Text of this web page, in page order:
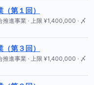
第１回）
進事業 · 上限 ¥1,400,000 · 〆
第３回）
進事業 · 上限 ¥1,400,000 · 〆